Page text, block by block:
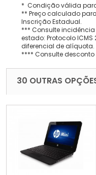
* Condição válida
** Preço calculado
Inscrição Estadual.
*** Consulte
estado: Protocolo ICMS
diferencial de alíquota.
**** Consulte
30 OUTRAS